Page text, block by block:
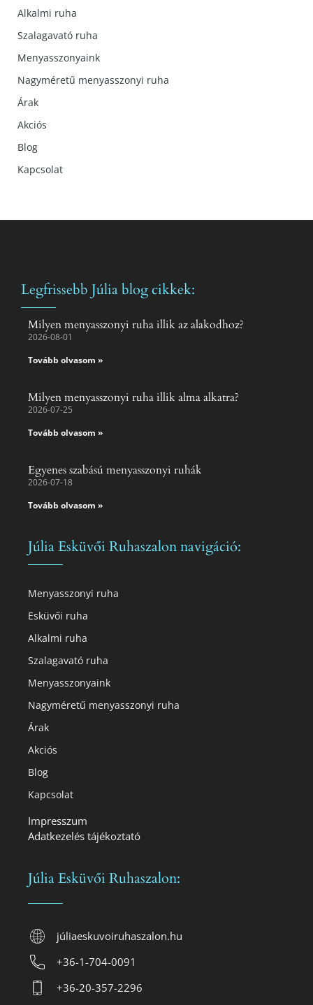
Alkalmi ruha
Szalagavató ruha
Menyasszonyaink
Nagyméretű menyasszonyi ruha
Árak
Akciós
Blog
Kapcsolat
Legfrissebb Júlia blog cikkek:
Milyen menyasszonyi ruha illik az alakodhoz?
2026-08-01
Tovább olvasom »
Milyen menyasszonyi ruha illik alma alkatra?
2026-07-25
Tovább olvasom »
Egyenes szabású menyasszonyi ruhák
2026-07-18
Tovább olvasom »
Júlia Esküvői Ruhaszalon navigáció:
Menyasszonyi ruha
Esküvői ruha
Alkalmi ruha
Szalagavató ruha
Menyasszonyaink
Nagyméretű menyasszonyi ruha
Árak
Akciós
Blog
Kapcsolat
Impresszum
Adatkezelés tájékoztató
Júlia Esküvői Ruhaszalon:
júliaeskuvoiruhaszalon.hu
+36-1-704-0091
+36-20-357-2296